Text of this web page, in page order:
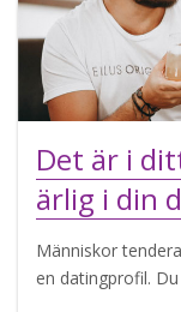
Det är i
ärlig i din
Människor
en datingprofil.